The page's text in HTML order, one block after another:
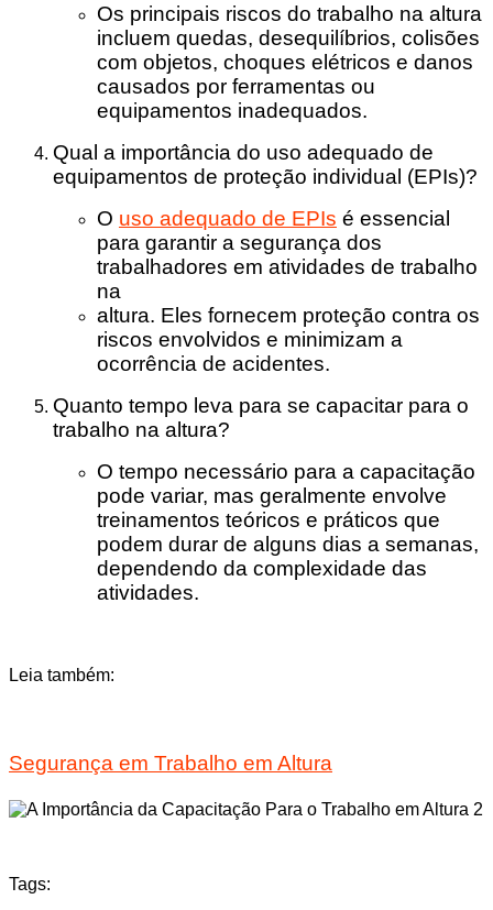
Os principais riscos do trabalho na altura
incluem quedas, desequilíbrios, colisões
com objetos, choques elétricos e danos
causados por ferramentas ou
equipamentos inadequados.
Qual a importância do uso adequado de
equipamentos de proteção individual (EPIs)?
O uso adequado de EPIs é essencial
para garantir a segurança dos
trabalhadores em atividades de trabalho
na
altura. Eles fornecem proteção contra os
riscos envolvidos e minimizam a
ocorrência de acidentes.
Quanto tempo leva para se capacitar para o
trabalho na altura?
O tempo necessário para a capacitação
pode variar, mas geralmente envolve
treinamentos teóricos e práticos que
podem durar de alguns dias a semanas,
dependendo da complexidade das
atividades.
Leia também:
Segurança em Trabalho em Altura
Tags: